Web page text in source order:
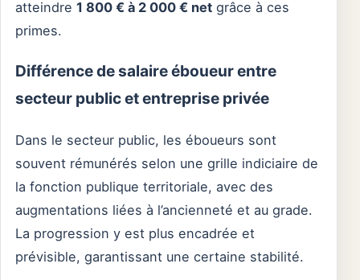
atteindre 1 800 € à 2 000 € net grâce à ces
primes.
Différence de salaire éboueur entre
secteur public et entreprise privée
Dans le secteur public, les éboueurs sont
souvent rémunérés selon une grille indiciaire de
la fonction publique territoriale, avec des
augmentations liées à l’ancienneté et au grade.
La progression y est plus encadrée et
prévisible, garantissant une certaine stabilité.